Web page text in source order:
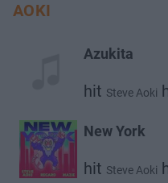
AOKI
Azukita
hit Steve Aoki
New York
hit Steve Aoki